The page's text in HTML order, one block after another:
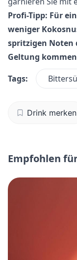
Profi-Tipp: Für
weniger
spritzigen Noten
Geltung
Tags:
Drink merken
Empfohlen